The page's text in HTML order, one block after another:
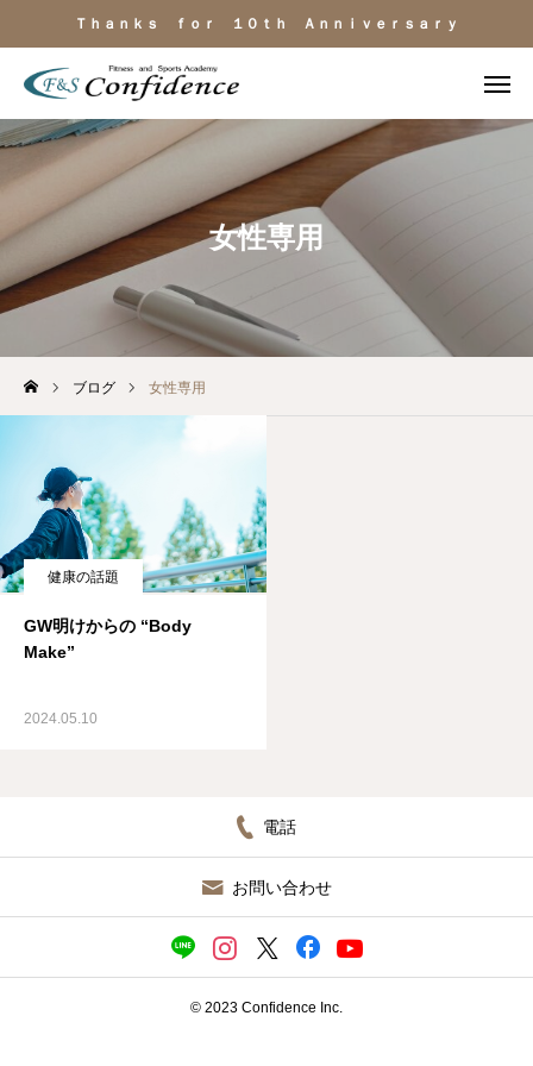
Ｔｈａｎｋｓ ｆｏｒ １０ｔｈ Ａｎｎｉｖｅｒｓａｒｙ
女性専用
ブログ 女性専用
健康の話題
GW明けからの “Body
Make”
2024.05.10
電話
お問い合わせ
© 2023 Confidence Inc.
施設見学 ＬＩＮＥ相談
電話
施設のご紹介
運動目的
アクセス
ブログ